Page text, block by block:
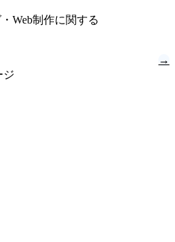
Web制作に関する
→
ジ